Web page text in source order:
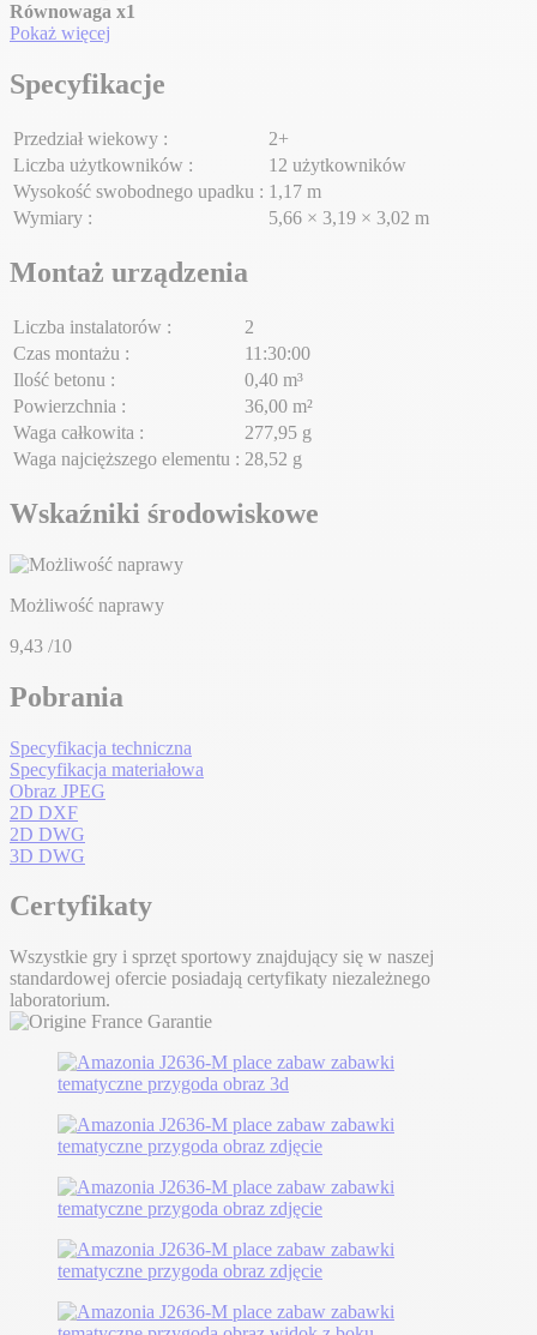
Równowaga x1
Pokaż więcej
Specyfikacje
Przedział wiekowy :
2+
Liczba użytkowników :
12 użytkowników
Wysokość swobodnego upadku : 1,17 m
Wymiary :
5,66 × 3,19 × 3,02 m
Montaż urządzenia
Liczba instalatorów :
2
Czas montażu :
11:30:00
Ilość betonu :
0,40 m³
Powierzchnia :
36,00 m²
Waga całkowita :
277,95 g
Waga najcięższego elementu : 28,52 g
Wskaźniki środowiskowe
Możliwość naprawy
9,43 /10
Pobrania
Specyfikacja techniczna
Specyfikacja materiałowa
Obraz JPEG
2D DXF
2D DWG
3D DWG
Certyfikaty
Wszystkie gry i sprzęt sportowy znajdujący się w naszej
standardowej ofercie posiadają certyfikaty niezależnego
laboratorium.